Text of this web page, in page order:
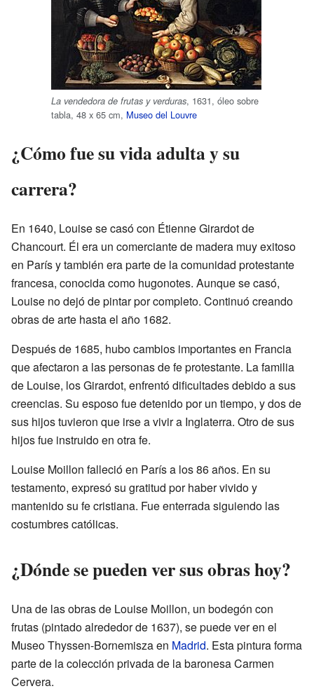
La vendedora de frutas y verduras, 1631, óleo sobre
tabla, 48 x 65 cm, Museo del Louvre
¿Cómo fue su vida adulta y su
carrera?
En 1640, Louise se casó con Étienne Girardot de
Chancourt. Él era un comerciante de madera muy exitoso
en París y también era parte de la comunidad protestante
francesa, conocida como hugonotes. Aunque se casó,
Louise no dejó de pintar por completo. Continuó creando
obras de arte hasta el año 1682.
Después de 1685, hubo cambios importantes en Francia
que afectaron a las personas de fe protestante. La familia
de Louise, los Girardot, enfrentó dificultades debido a sus
creencias. Su esposo fue detenido por un tiempo, y dos de
sus hijos tuvieron que irse a vivir a Inglaterra. Otro de sus
hijos fue instruido en otra fe.
Louise Moillon falleció en París a los 86 años. En su
testamento, expresó su gratitud por haber vivido y
mantenido su fe cristiana. Fue enterrada siguiendo las
costumbres católicas.
¿Dónde se pueden ver sus obras hoy?
Una de las obras de Louise Moillon, un bodegón con
frutas (pintado alrededor de 1637), se puede ver en el
Museo Thyssen-Bornemisza en Madrid. Esta pintura forma
parte de la colección privada de la baronesa Carmen
Cervera.